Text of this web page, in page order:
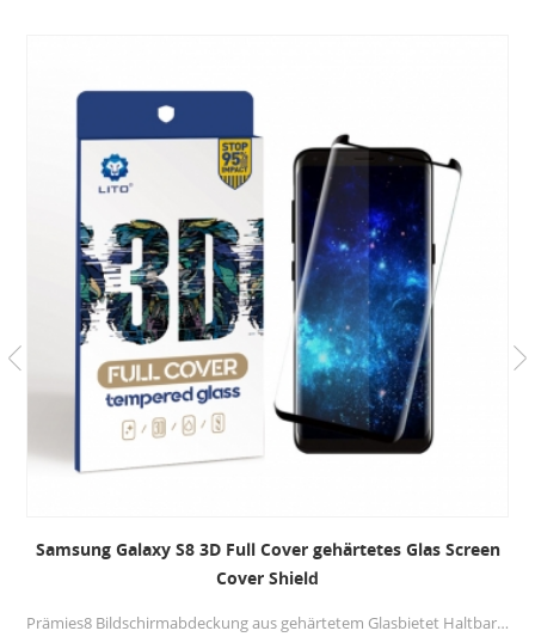
Samsung Galaxy S8 3D Full Cover gehärtetes Glas Screen
Cover Shield
Prämies8 Bildschirmabdeckung aus gehärtetem Glasbietet Haltbarkeit und bietet beispiellosen Kratzschutz. Glas mit vollem Kleber, wird die beste Berührung für Ihr Mobiltelefon zur Verfügung stellen.